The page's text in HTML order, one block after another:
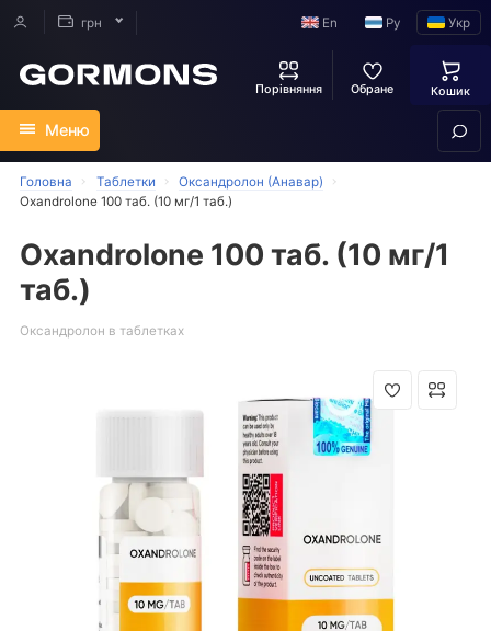
грн Укр
Ру
En
Порівняння Обране Кошик
Меню
Головна Таблетки
Оксандролон (Анавар)
Oxandrolone 100 таб. (10 мг/1 таб.)
Oxandrolone 100 таб. (10 мг/1
таб.)
Оксандролон в таблетках